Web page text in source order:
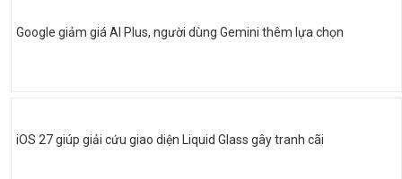
Google giảm giá AI Plus, người dùng Gemini thêm lựa chọn
iOS 27 giúp giải cứu giao diện Liquid Glass gây tranh cãi